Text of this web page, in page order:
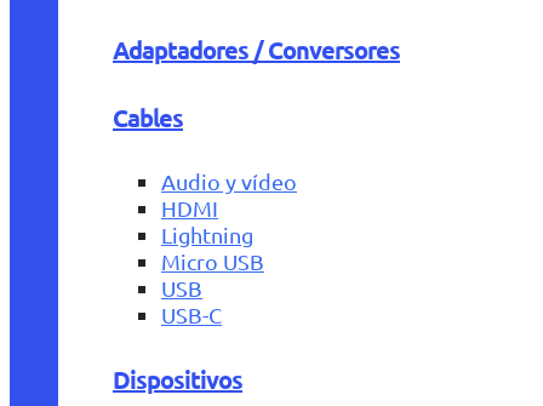
Adaptadores / Conversores
Cables
Audio y vídeo
HDMI
Lightning
Micro USB
USB
USB-C
Dispositivos